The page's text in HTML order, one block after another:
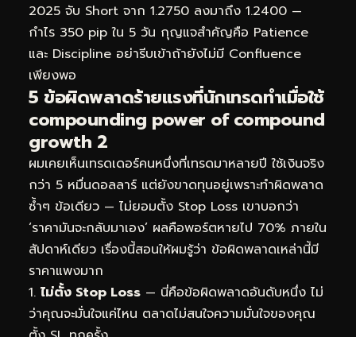
2025 จับ Short จาก 1.2750 ลงมาถึง 1.2400 —
กำไร 350 pip ใน 5 วัน กุญแจสำคัญคือ Patience
และ Discipline อย่ารีบเข้าถ้ายังไม่มี Confluence
เพียงพอ
5 ข้อผิดพลาดร้ายแรงที่นักเทรดทำเมื่อใช้
compounding power of compound
growth 2
ผมเคยเห็นเทรดเดอร์คนหนึ่งที่เทรดมาหลายปี ใช้เงินจริง
กว่า 5 หมื่นดอลลาร์ แต่ยังขาดทุนอยู่เพราะทำผิดพลาด
ซ้ำๆ ข้อเดียว — ไม่ยอมตั้ง Stop Loss เขาบอกว่า
‘ราคามันจะกลับมาเอง’ ผลคือพอร์ตหายไป 70% ภายใน
สัปดาห์เดียว เรื่องนี้สอนให้ผมรู้ว่า ข้อผิดพลาดเหล่านี้มี
ราคาแพงมาก
ไม่ตั้ง Stop Loss — นี่คือข้อผิดพลาดอันดับหนึ่ง ไม่
ว่าคุณจะมั่นใจแค่ไหน ตลาดไม่สนใจความมั่นใจของคุณ